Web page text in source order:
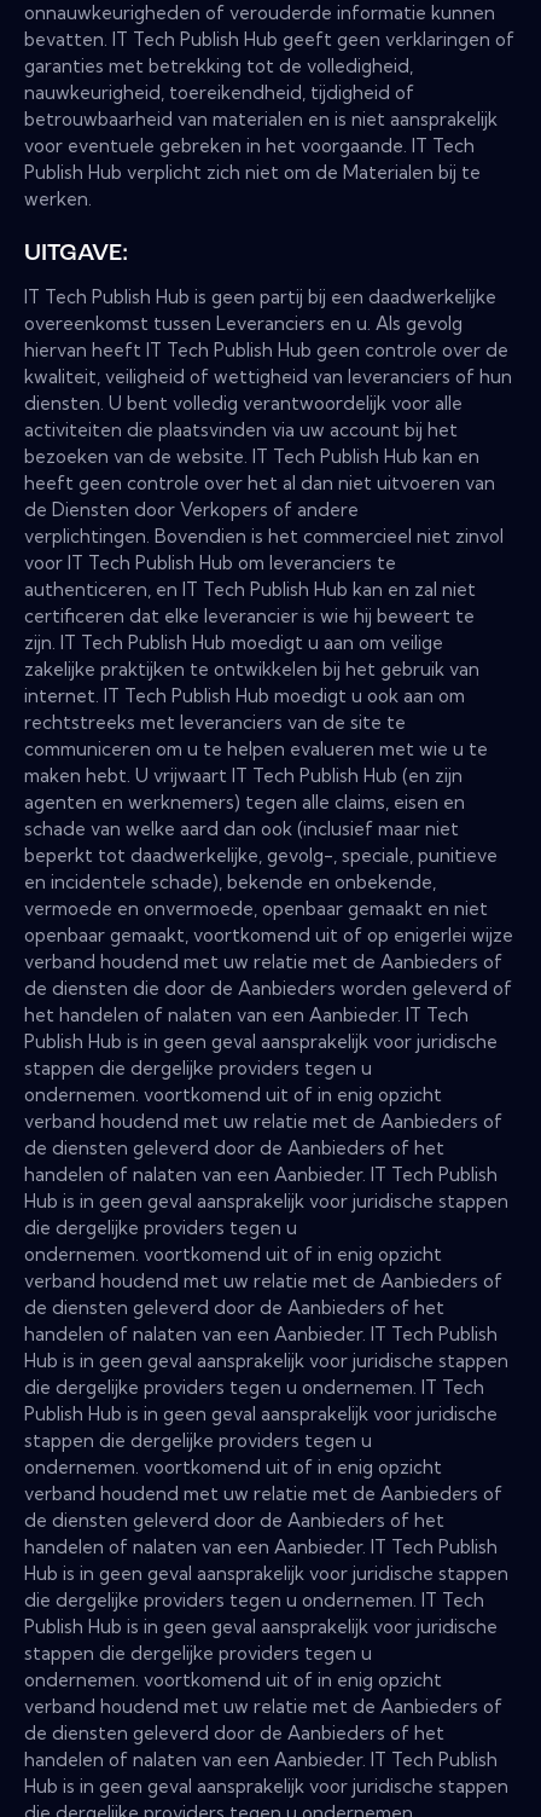
onnauwkeurigheden of verouderde informatie kunnen
bevatten. IT Tech Publish Hub geeft geen verklaringen of
garanties met betrekking tot de volledigheid,
nauwkeurigheid, toereikendheid, tijdigheid of
betrouwbaarheid van materialen en is niet aansprakelijk
voor eventuele gebreken in het voorgaande. IT Tech
Publish Hub verplicht zich niet om de Materialen bij te
werken.
UITGAVE:
IT Tech Publish Hub is geen partij bij een daadwerkelijke
overeenkomst tussen Leveranciers en u. Als gevolg
hiervan heeft IT Tech Publish Hub geen controle over de
kwaliteit, veiligheid of wettigheid van leveranciers of hun
diensten. U bent volledig verantwoordelijk voor alle
activiteiten die plaatsvinden via uw account bij het
bezoeken van de website. IT Tech Publish Hub kan en
heeft geen controle over het al dan niet uitvoeren van
de Diensten door Verkopers of andere
verplichtingen. Bovendien is het commercieel niet zinvol
voor IT Tech Publish Hub om leveranciers te
authenticeren, en IT Tech Publish Hub kan en zal niet
certificeren dat elke leverancier is wie hij beweert te
zijn. IT Tech Publish Hub moedigt u aan om veilige
zakelijke praktijken te ontwikkelen bij het gebruik van
internet. IT Tech Publish Hub moedigt u ook aan om
rechtstreeks met leveranciers van de site te
communiceren om u te helpen evalueren met wie u te
maken hebt. U vrijwaart IT Tech Publish Hub (en zijn
agenten en werknemers) tegen alle claims, eisen en
schade van welke aard dan ook (inclusief maar niet
beperkt tot daadwerkelijke, gevolg-, speciale, punitieve
en incidentele schade), bekende en onbekende,
vermoede en onvermoede, openbaar gemaakt en niet
openbaar gemaakt, voortkomend uit of op enigerlei wijze
verband houdend met uw relatie met de Aanbieders of
de diensten die door de Aanbieders worden geleverd of
het handelen of nalaten van een Aanbieder. IT Tech
Publish Hub is in geen geval aansprakelijk voor juridische
stappen die dergelijke providers tegen u
ondernemen. voortkomend uit of in enig opzicht
verband houdend met uw relatie met de Aanbieders of
de diensten geleverd door de Aanbieders of het
handelen of nalaten van een Aanbieder. IT Tech Publish
Hub is in geen geval aansprakelijk voor juridische stappen
die dergelijke providers tegen u
ondernemen. voortkomend uit of in enig opzicht
verband houdend met uw relatie met de Aanbieders of
de diensten geleverd door de Aanbieders of het
handelen of nalaten van een Aanbieder. IT Tech Publish
Hub is in geen geval aansprakelijk voor juridische stappen
die dergelijke providers tegen u ondernemen. IT Tech
Publish Hub is in geen geval aansprakelijk voor juridische
stappen die dergelijke providers tegen u
ondernemen. voortkomend uit of in enig opzicht
verband houdend met uw relatie met de Aanbieders of
de diensten geleverd door de Aanbieders of het
handelen of nalaten van een Aanbieder. IT Tech Publish
Hub is in geen geval aansprakelijk voor juridische stappen
die dergelijke providers tegen u ondernemen. IT Tech
Publish Hub is in geen geval aansprakelijk voor juridische
stappen die dergelijke providers tegen u
ondernemen. voortkomend uit of in enig opzicht
verband houdend met uw relatie met de Aanbieders of
de diensten geleverd door de Aanbieders of het
handelen of nalaten van een Aanbieder. IT Tech Publish
Hub is in geen geval aansprakelijk voor juridische stappen